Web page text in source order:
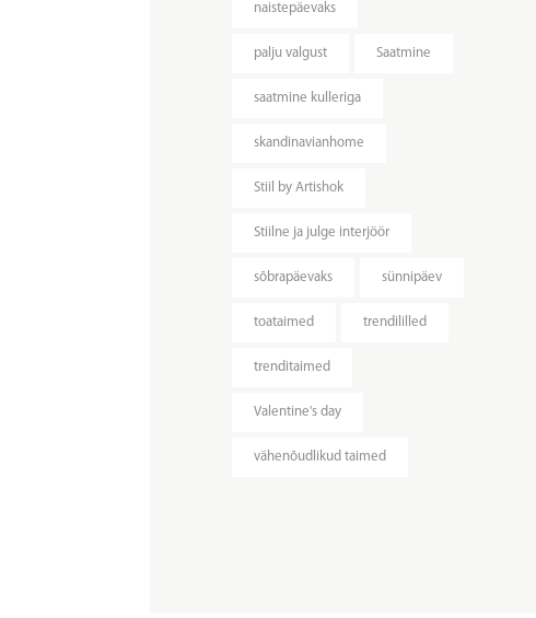
naistepäevaks
palju valgust Saatmine
saatmine kulleriga
skandinavianhome
Stiil by Artishok
Stiilne ja julge interjöör
sõbrapäevaks sünnipäev
toataimed trendililled
trenditaimed
Valentine's day
vähenõudlikud taimed